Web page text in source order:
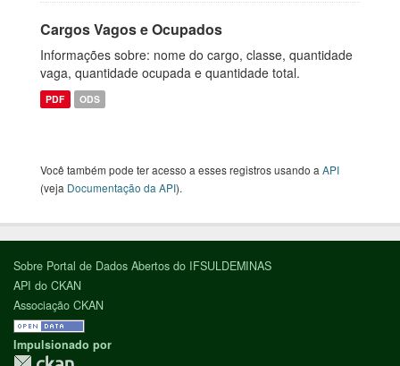
Cargos Vagos e Ocupados
Informações sobre: nome do cargo, classe, quantidade
vaga, quantidade ocupada e quantidade total.
PDF ODS
Você também pode ter acesso a esses registros usando a API
(veja Documentação da API).
Sobre Portal de Dados Abertos do IFSULDEMINAS
API do CKAN
Associação CKAN
Impulsionado por